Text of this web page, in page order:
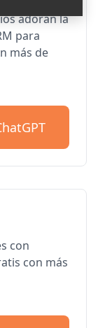
adoran la
para
más de
con
con más